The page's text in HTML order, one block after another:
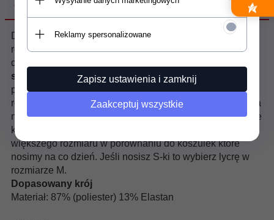
OPIS PRODUKTU
Damska lycra Aqua Marina Alluv S/S (blue) z krótkim
rękawkiem. Idealna do takich sportów jak pływanie na
desce SUP, surfing, wake, kite. Lycra została uszyta z
szybkoschnącego materiału, który chroni przed
promieniowaniem słonecznym UV(UPF 50+)i jest
również odporny na promieniowanie słoneczne. Koszulka
nie blaknie od słońca. Płaskie szwy sprawiają że lycra nie
krępuje ruchów. Jeśli chodzi o rozmiar to zalecamy wybór
większego rozmiaru w porównaniu do koszulek które
nosimy na co dzień. Jeśli nosisz S-ki to wybierz lycrę w
rozmiarze M.
Dopasowany krój
Materiał: 87% (poliester) 13% Elastan
Reklamy spersonalizowane
Zapisz ustawienia i zamknij
Zaakceptuj wszystkie